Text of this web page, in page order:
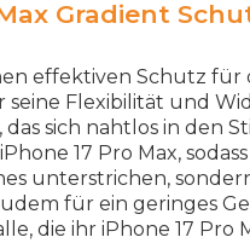
Gradient
effektiven Schutz für
seine Flexibilität und
sich nahtlos in den
17 Pro Max,
unterstrichen,
für ein geringes
die ihr iPhone 17 Pro